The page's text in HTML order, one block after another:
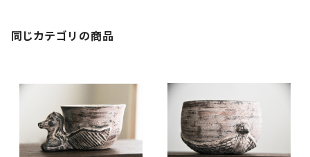
同じカテゴリの商品